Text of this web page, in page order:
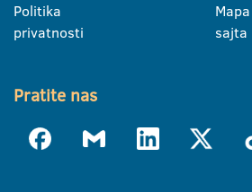
Politika
privatnosti
Mapa
sajta
Pratite nas